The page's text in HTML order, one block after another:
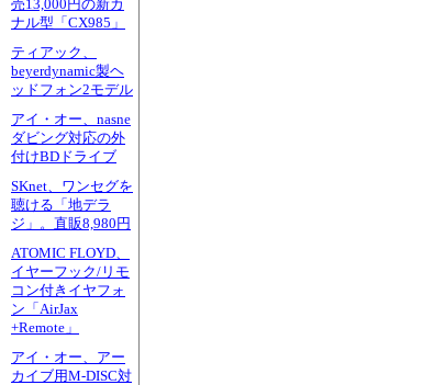
売13,000円の新カ
ナル型「CX985」
ティアック、
beyerdynamic製ヘ
ッドフォン2モデル
アイ・オー、nasne
ダビング対応の外
付けBDドライブ
SKnet、ワンセグを
聴ける「地デラ
ジ」。直販8,980円
ATOMIC FLOYD、
イヤーフック/リモ
コン付きイヤフォ
ン「AirJax
+Remote」
アイ・オー、アー
カイブ用M-DISC対